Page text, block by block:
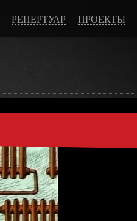
РЕПЕРТУАР ПРОЕКТЫ